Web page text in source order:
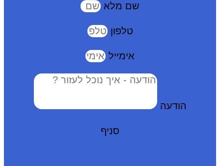
שם מלא
טלפון
אימייל
הודעה
סניף